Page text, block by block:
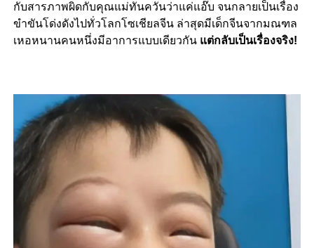
กับสารภาพผิดกับคุณแม่ทันควันว่าแค่แอ๊บ จนกลายเป็นเรื่อง
ขำขันโด่งดังไปทั่วโลกโซเชียลจีน ล่าสุดมีเด็กจีนจากมณฑล
เหอหนานคนหนึ่งมีอาการแบบเดียวกันแต่กลับเป็นเรื่องจริง!